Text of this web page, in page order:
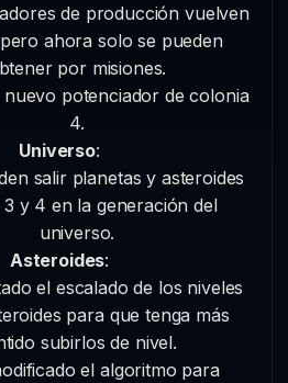
de producción vuelven
ahora solo se pueden
por misiones.
nuevo potenciador de colonia
4.
Universo:
salir planetas y asteroides
3 y 4 en la generación del
universo.
Asteroides:
el escalado de los niveles
para que tenga más
subirlos de nivel.
el algoritmo para